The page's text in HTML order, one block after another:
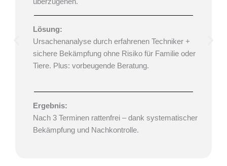
Lösung:
Ursachenanalyse durch erfahrenen Techniker +
sichere Bekämpfung ohne Risiko für Familie oder
Tiere. Plus: vorbeugende Beratung.
Ergebnis:
Nach 3 Terminen rattenfrei – dank systematischer
Bekämpfung und Nachkontrolle.